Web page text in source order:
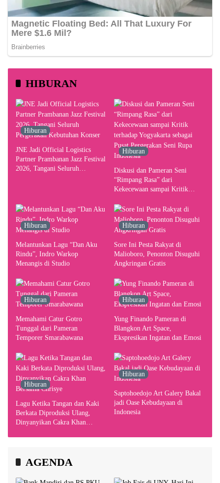
HIBURAN
Hiburan
JNE Jadi Official Logistics
Partner Prambanan Jazz Festival
2026, Tangani Seluruh
Hiburan
Diskusi dan Pameran Seni
“Rimpang Rasa” dari
Kekecewaan sampai Kritik
Pusat Pergerakan Seni Rupa
Indonesia
Hiburan
Melantunkan Lagu “Dan Aku
Rindu”, Indro Warkop
Menangis di Studio
Hiburan
Sore Ini Pesta Rakyat di
Malioboro, Penonton Disuguhi
Angkringan Gratis
Hiburan
Memahami Catur Gotro
Tunggal dari Pameran
Temporer Smarabawana
Hiburan
Yung Finando Pameran di
Blangkon Art Space,
Ekspresikan Ingatan dan Emosi
Hiburan
Lagu Ketika Tangan dan Kaki
Berkata Diproduksi Ulang,
Dinyanyikan Cakra Khan
Hiburan
Saptohoedojo Art Galery Bakal
jadi Oase Kebudayaan di
Indonesia
AGENDA